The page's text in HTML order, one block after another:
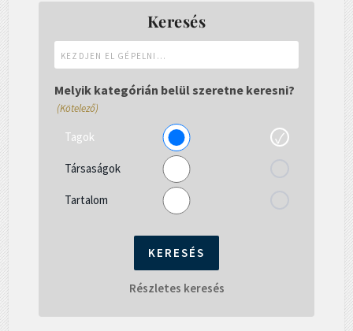
Keresés
el
gépelni...
Melyik kategórián belül szeretne keresni?
(Kötelező)
Tagok
Társaságok
Tartalom
Részletes keresés